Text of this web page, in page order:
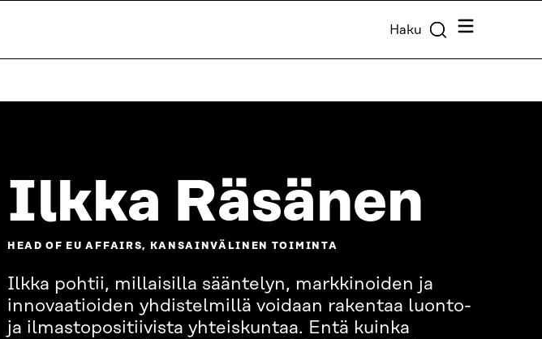
Haku Valikko
Ilkka Räsänen
HEAD OF EU AFFAIRS, KANSAINVÄLINEN TOIMINTA
Ilkka pohtii, millaisilla sääntelyn, markkinoiden ja
innovaatioiden yhdistelmillä voidaan rakentaa luonto-
ja ilmastopositiivista yhteiskuntaa. Entä kuinka